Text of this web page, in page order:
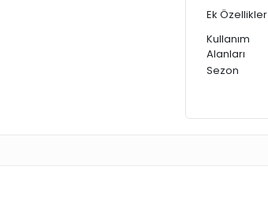
Ek Özellikler
Kullanım
Alanları
Sezon